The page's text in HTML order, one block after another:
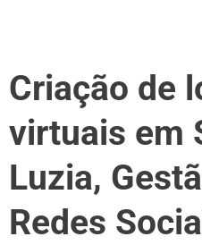
Criação de
virtuais em
Luzia,
Redes